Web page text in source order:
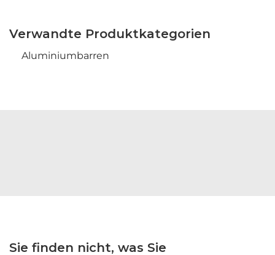
Verwandte Produktkategorien
Aluminiumbarren
Sie finden nicht, was Sie